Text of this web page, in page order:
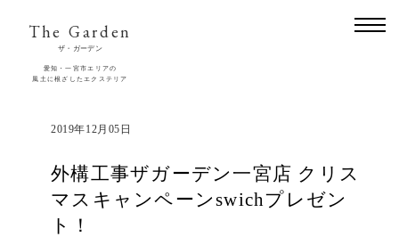
The Garden
ザ・ガーデン
愛知・一宮市エリアの
風土に根ざしたエクステリア
2019年12月05日
外構工事ザガーデン一宮店 クリス
マスキャンペーンswichプレゼン
ト！